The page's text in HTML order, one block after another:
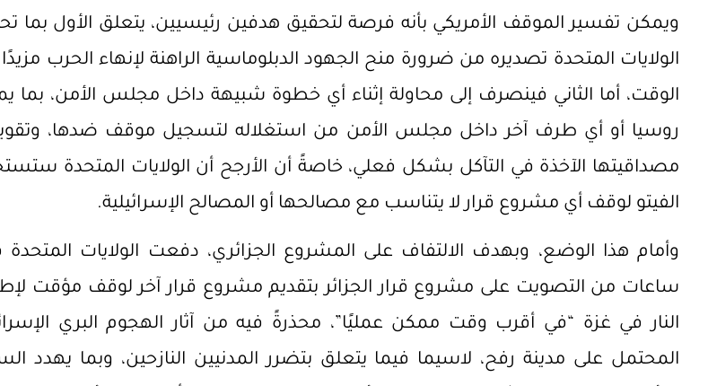
ويمكن تفسير الموقف الأمريكي بأنه فرصة لتحقيق هدفين رئيسيين، يتعلق الأول بما
الولايات المتحدة تصديره من ضرورة منح الجهود الدبلوماسية الراهنة لإنهاء الحرب
الوقت، أما الثاني فينصرف إلى محاولة إثناء أي خطوة شبيهة داخل مجلس الأمن، بما
روسيا أو أي طرف آخر داخل مجلس الأمن من استغلاله لتسجيل موقف ضدها،
مصداقيتها الآخذة في التآكل بشكل فعلي، خاصةً أن الأرجح أن الولايات المتحدة
الفيتو لوقف أي مشروع قرار لا يتناسب مع مصالحها أو المصالح الإسرائيلية.
وأمام هذا الوضع، وبهدف الالتفاف على المشروع الجزائري، دفعت الولايات المتحدة
ساعات من التصويت على مشروع قرار الجزائر بتقديم مشروع قرار آخر لوقف مؤقت
النار في غزة “في أقرب وقت ممكن عمليًا”، محذرةً فيه من آثار الهجوم البري
المحتمل على مدينة رفح، لاسيما فيما يتعلق بتضرر المدنيين النازحين، وبما يهدد